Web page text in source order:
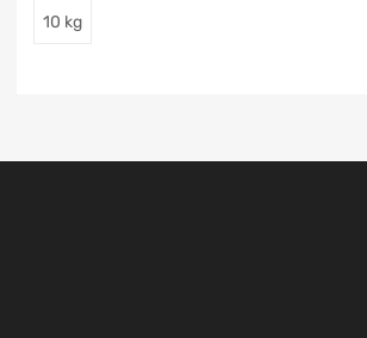
10 kg